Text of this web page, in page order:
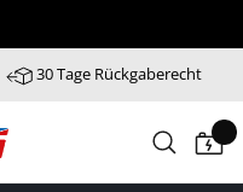
30 Tage Rückgaberecht